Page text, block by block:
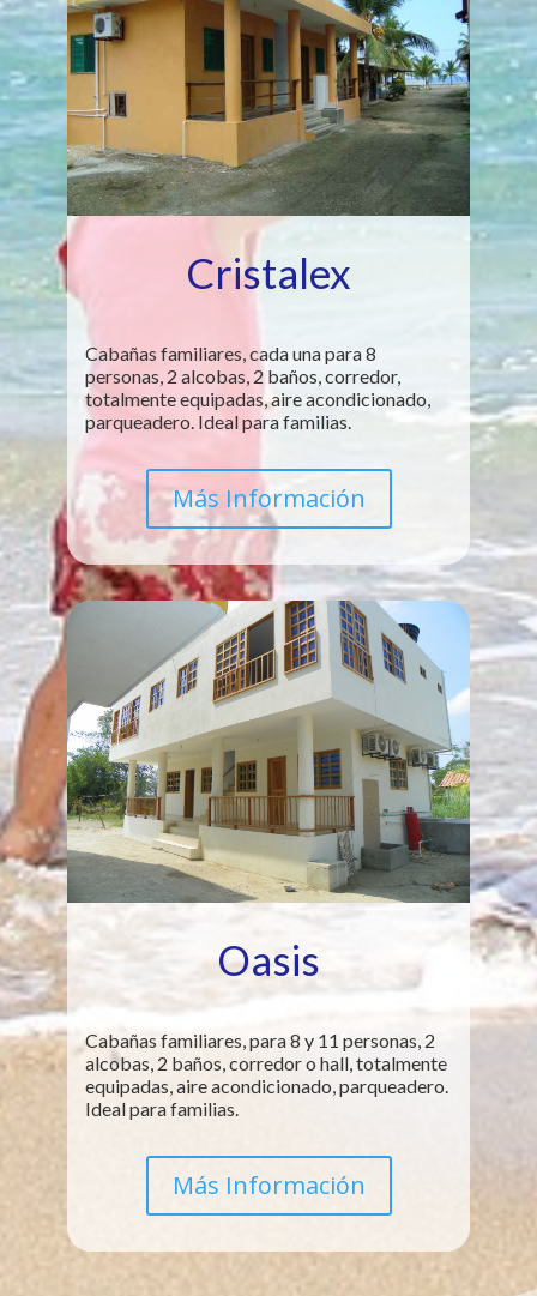
Cristalex
Cabañas familiares, cada una para 8
personas, 2 alcobas, 2 baños, corredor,
totalmente equipadas, aire acondicionado,
parqueadero. Ideal para familias.
Más Información
Oasis
Cabañas familiares, para 8 y 11 personas, 2
alcobas, 2 baños, corredor o hall, totalmente
equipadas, aire acondicionado, parqueadero.
Ideal para familias.
Más Información